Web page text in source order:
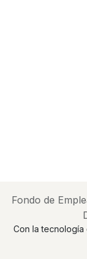
Fondo de
Con la tecnología